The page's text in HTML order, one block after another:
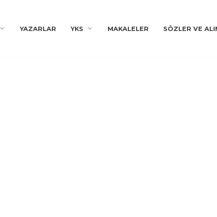
YAZARLAR YKS MAKALELER SÖZLER VE